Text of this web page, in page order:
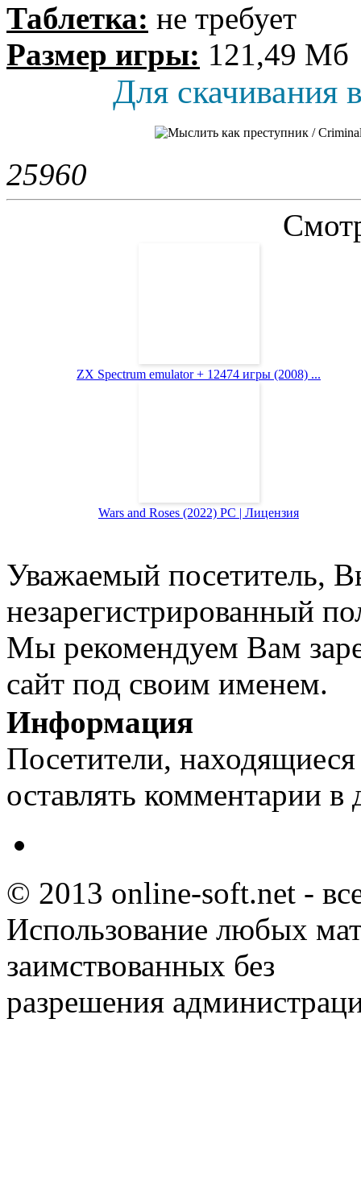
Таблетка: не требует
Размер игры: 121,49 Мб
Для скачивания
25960
ZX Spectrum emulator + 12474 игры (2008) ...
Wars and Roses (2022) PC | Лицензия
Уважаемый посетитель,
незарегистрированный
Мы рекомендуем Вам
сайт под своим именем.
Информация
Посетители,
оставлять комментарии в
© 2013 online-soft.net -
Использование любых
заимствованных без
разрешения